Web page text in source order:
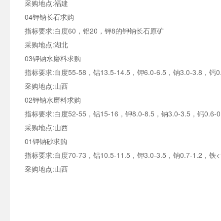
采购地点:福建
04钾钠长石求购
指标要求:白度60，铝20，钾8的钾钠长石原矿
采购地点:湖北
03钾钠水磨料求购
指标要求:白度55-58，铝13.5-14.5，钾6.0-6.5，钠3.0-3.8，钙
采购地点:山西
02钾钠水磨料求购
指标要求:白度52-55，铝15-16，钾8.0-8.5，钠3.0-3.5，钙0.6-
采购地点:山西
01钾钠砂求购
指标要求:白度70-73，铝10.5-11.5，钾3.0-3.5，钠0.7-1.2，铁
采购地点:山西